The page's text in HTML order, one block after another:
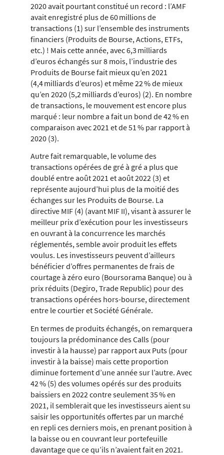
2020 avait pourtant constitué un record : l’AMF
avait enregistré plus de 60 millions de
transactions (1) sur l’ensemble des instruments
financiers (Produits de Bourse, Actions, ETFs,
etc.) ! Mais cette année, avec 6,3 milliards
d’euros échangés sur 8 mois, l’industrie des
Produits de Bourse fait mieux qu’en 2021
(4,4 milliards d’euros) et même 22 % de mieux
qu’en 2020 (5,2 milliards d’euros) (2). En nombre
de transactions, le mouvement est encore plus
marqué : leur nombre a fait un bond de 42 % en
comparaison avec 2021 et de 51 % par rapport à
2020 (3).
Autre fait remarquable, le volume des
transactions opérées de gré à gré a plus que
doublé entre août 2021 et août 2022 (3) et
représente aujourd’hui plus de la moitié des
échanges sur les Produits de Bourse. La
directive MIF (4) (avant MIF II), visant à assurer le
meilleur prix d’exécution pour les investisseurs
en ouvrant à la concurrence les marchés
réglementés, semble avoir produit les effets
voulus. Les investisseurs peuvent d’ailleurs
bénéficier d’offres permanentes de frais de
courtage à zéro euro (Boursorama Banque) ou à
prix réduits (Degiro, Trade Republic) pour des
transactions opérées hors-bourse, directement
entre le courtier et Société Générale.
En termes de produits échangés, on remarquera
toujours la prédominance des Calls (pour
investir à la hausse) par rapport aux Puts (pour
investir à la baisse) mais cette proportion
diminue fortement d’une année sur l’autre. Avec
42 % (5) des volumes opérés sur des produits
baissiers en 2022 contre seulement 35 % en
2021, il semblerait que les investisseurs aient su
saisir les opportunités offertes par un marché
en repli ces derniers mois, en prenant position à
la baisse ou en couvrant leur portefeuille
davantage que ce qu’ils n’avaient fait en 2021.